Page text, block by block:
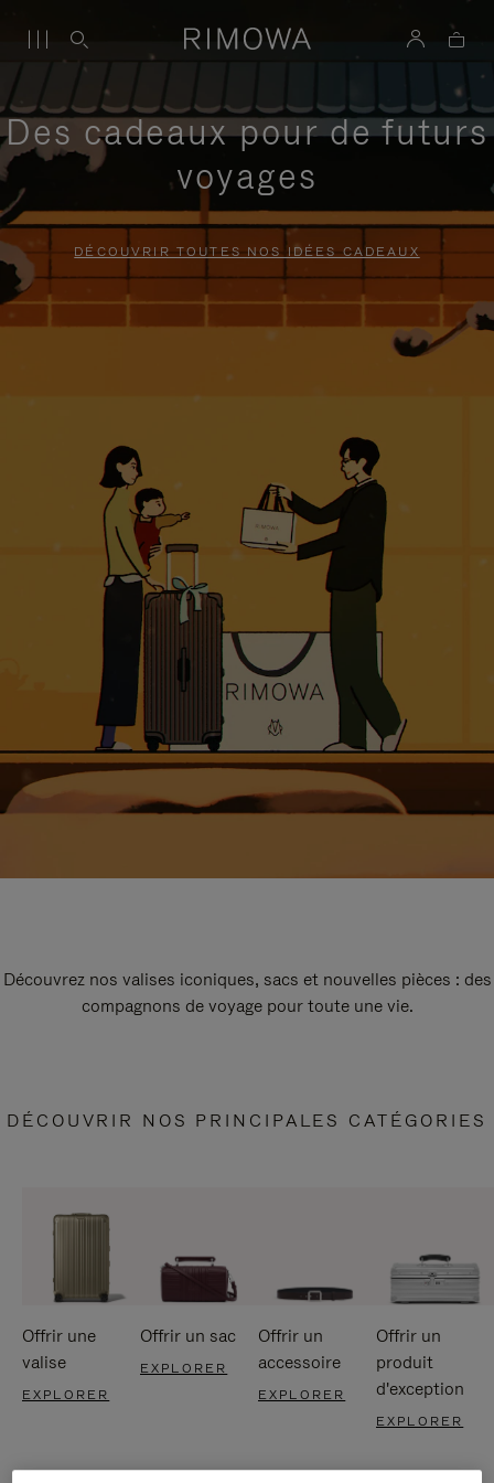
Des cadeaux pour de futurs
voyages
DÉCOUVRIR TOUTES NOS IDÉES CADEAUX
Découvrez nos valises iconiques, sacs et nouvelles pièces : des
compagnons de voyage pour toute une vie.
DÉCOUVRIR NOS PRINCIPALES CATÉGORIES
Offrir une
valise
EXPLORER
Offrir un sac
EXPLORER
Offrir un
accessoire
EXPLORER
Offrir un
produit
d'exception
EXPLORER